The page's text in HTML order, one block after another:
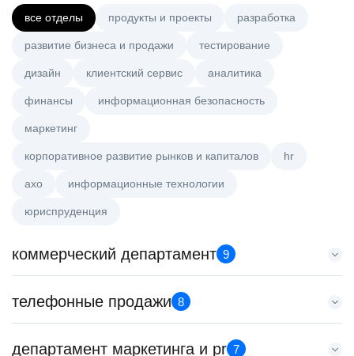
все отделы продукты и проекты разработка
развитие бизнеса и продажи тестирование
дизайн клиентский сервис аналитика
финансы информационная безопасность
маркетинг
корпоративное развитие рынков и капиталов hr
axo информационные технологии
юриспруденция
коммерческий департамент 9
Key Account Manager (EdTech)
HeadHunter::Коммерческий департамент
150000 ₽
телефонные продажи 8
департамент маркетинга и pr 7